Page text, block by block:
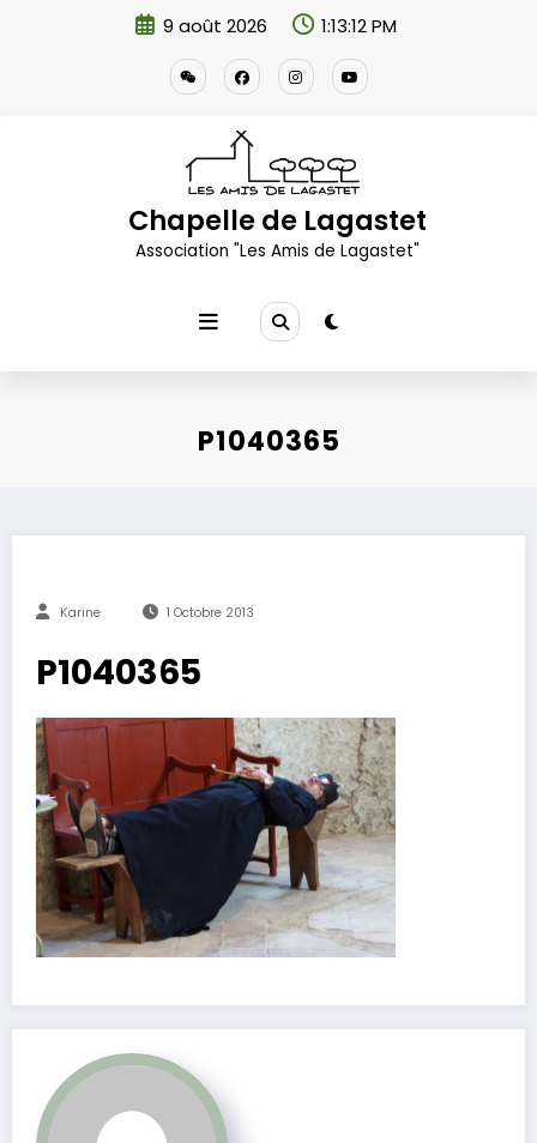
9 août 2026 1:13:13 PM
Chapelle de Lagastet
Association "Les Amis de Lagastet"
P1040365
Karine 1 Octobre 2013
P1040365